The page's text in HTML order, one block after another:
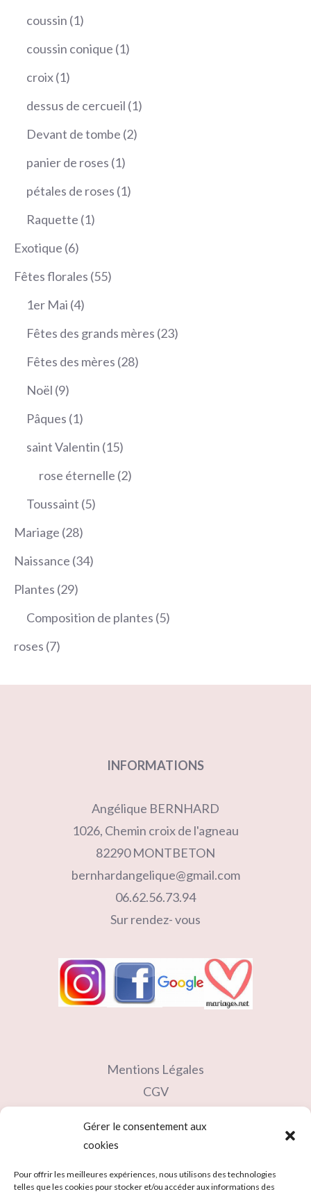
Gérer le consentement aux
cookies
Pour offrir les meilleures expériences, nous utilisons des technologies
telles que les cookies pour stocker et/ou accéder aux informations des
coussin 11
produit
coussin conique 11
croix 11
produit
dessus de cercueil 11
Devant de tombe 22
panier de roses 11
produit
pétales de roses 11
Raquette 11
Exotique 66
produits
Fêtes florales 5555
1er Mai 44
produits
Fêtes des grands mères 2323
Fêtes des mères 2828
Noël 99
produits
Pâques 11
produit
saint Valentin 1515
produits
rose éternelle 22
Toussaint 55
Mariage 2828
produits
Naissance 3434
Plantes 2929
produits
Composition de plantes 55
roses 77
INFORMATIONS
Angélique BERNHARD
1026, Chemin croix de l'agneau
82290 MONTBETON
bernhardangelique@gmail.com
06.62.56.73.94
Sur rendez- vous
Mentions Légales
CGV